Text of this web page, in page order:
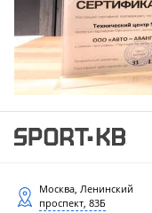
Москва, Ленинский
проспект, 83Б